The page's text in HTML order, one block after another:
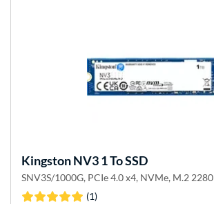
KingstonNV3 1 To SSD
SNV3S/1000G, PCIe 4.0 x4, NVMe, M.2 2280
(1)